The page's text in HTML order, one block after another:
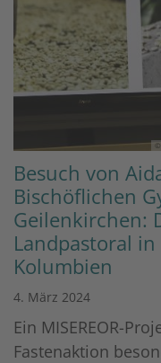
©
Besuch von
Bischöflichen
Geilenkirchen:
Landpastoral in
Kolumbien
4. März 2024
Ein MISEREOR-
Fastenaktion